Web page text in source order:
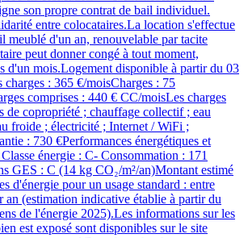
son propre contrat de bail individuel.
entre colocataires.La location s'effectue
meublé d'un an, renouvelable par tacite
peut donner congé à tout moment,
d'un mois.Logement disponible à partir du 03
: 365 €/moisCharges : 75
comprises : 440 € CC/moisLes charges
de copropriété ; chauffage collectif ; eau
froide ; électricité ; Internet / WiFi ;
: 730 €Performances énergétiques et
énergie : C- Consommation : 171
GES : C (14 kg CO₂/m²/an)Montant estimé
d'énergie pour un usage standard : entre
an (estimation indicative établie à partir du
de l'énergie 2025).Les informations sur les
est exposé sont disponibles sur le site